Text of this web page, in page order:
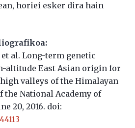
horiei esker dira hain
al. Long-term genetic
altitude East Asian origin for
valleys of the Himalayan
the National Academy of
20, 2016. doi: